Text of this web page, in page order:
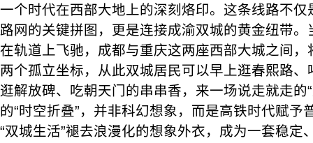
一个时代在西部大地上的深刻烙印。这条线路不仅
路网的关键拼图，更是连接成渝双城的黄金纽带
在轨道上飞驰，成都与重庆这两座西部大城之间
两个孤立坐标，从此双城居民可以早上逛春熙路
逛解放碑、吃朝天门的串串香，来一场说走就走的
的“时空折叠”，并非科幻想象，而是高铁时代赋予
“双城生活”褪去浪漫化的想象外衣，成为一套稳定